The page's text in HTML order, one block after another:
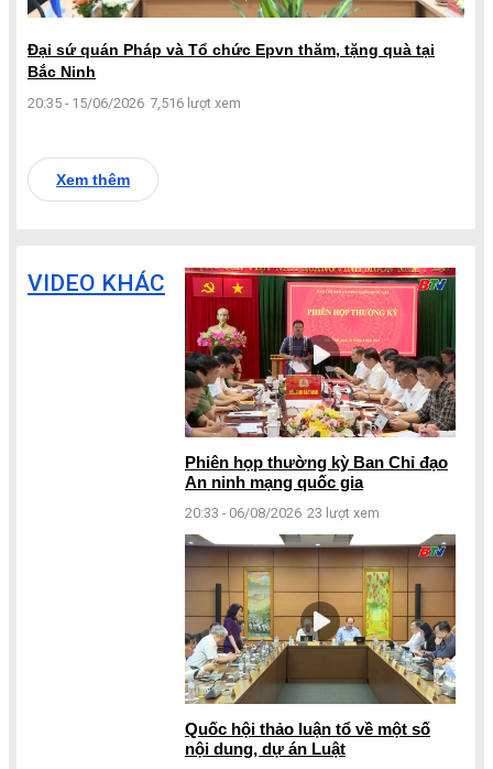
Đại sứ quán Pháp và Tổ chức Epvn thăm, tặng quà tại
Bắc Ninh
20:35 - 15/06/2026 7,516 lượt xem
Xem thêm
VIDEO KHÁC
Phiên họp thường kỳ Ban Chỉ đạo
An ninh mạng quốc gia
20:33 - 06/08/2026 23 lượt xem
Quốc hội thảo luận tổ về một số
nội dung, dự án Luật